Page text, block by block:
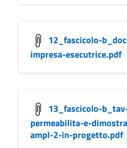
12_fascicolo-
impresa-esecutrice.pdf
13_fascicolo-
permeabilita-e-
ampl-2-in-progetto.pdf